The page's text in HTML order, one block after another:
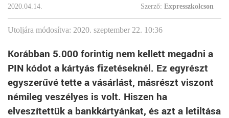
2020.04.14. Szerző: Expresszkolcson
Utoljára módosítva: 2020. szeptember 22. 10:36
Korábban 5.000 forintig nem kellett megadni a
PIN kódot a kártyás fizetéseknél. Ez egyrészt
egyszerűvé tette a vásárlást, másrészt viszont
némileg veszélyes is volt. Hiszen ha
elveszítettük a bankkártyánkat, és azt a letiltása